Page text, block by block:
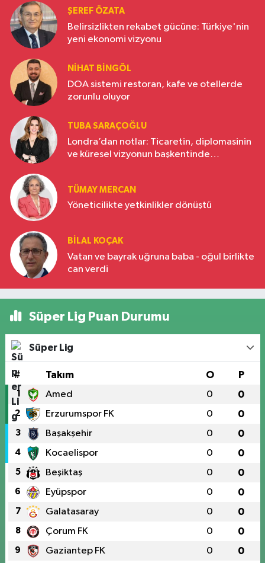
ŞEREF ÖZATA
Belirsizlikten rekabet gücüne: Türkiye'nin
yeni ekonomi vizyonu
NIHAT BINGÖL
DOA sistemi restoran, kafe ve otellerde
zorunlu oluyor
TUBA SARAÇOĞLU
Londra’dan notlar: Ticaretin, diplomasinin
ve küresel vizyonun başkentinde
TÜMAY MERCAN
Yöneticilikte yetkinlikler dönüştü
BILAL KOÇAK
Vatan ve bayrak uğruna baba - oğul birlikte
can verdi
Süper Lig Puan Durumu
Süper Lig
# Takım O P
1 Amed 0 0
2 Erzurumspor FK 0 0
3 Başakşehir 0 0
4 Kocaelispor 0 0
5 Beşiktaş 0 0
6 Eyüpspor 0 0
7 Galatasaray 0 0
8 Çorum FK 0 0
9 Gaziantep FK 0 0